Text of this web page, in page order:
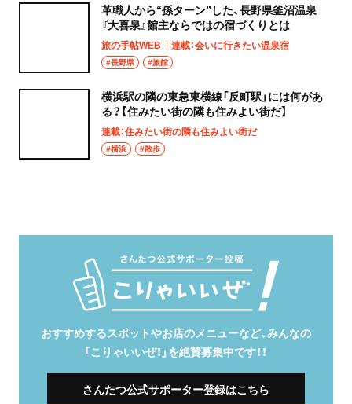
革職人から“孫ターン”した、長野県釜沼温泉
『大喜泉』館主ならではの宿づくりとは
旅の手帖WEB 連載：会いに行きたい温泉宿
#長野県 #旅館
横浜駅の隣の東急東横線「反町駅」には何があ
る？【住みたい街の隣も住みよい街だ】
連載：住みたい街の隣も住みよい街だ
#横浜 #散歩
おすすめするスポットやお店のメニューなど、みんなの
「こりゃいいぜ！」を絶賛募集中です！！
さんたつ公式サポーター登録はこちら